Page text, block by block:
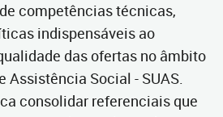
competências técnicas,
indispensáveis ao
das ofertas no âmbito
Assistência Social - SUAS.
consolidar referenciais que